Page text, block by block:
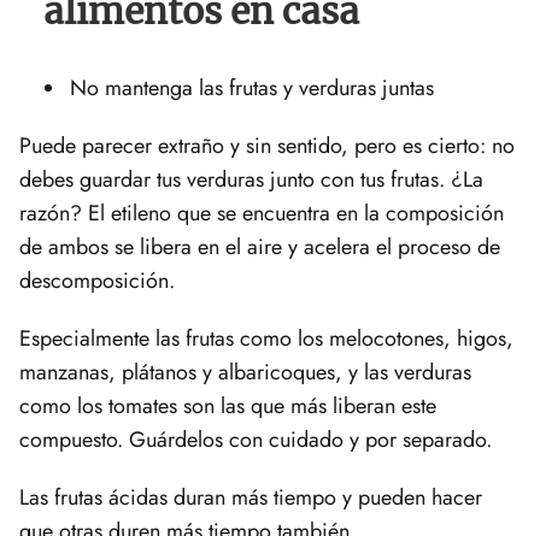
alimentos en casa
No mantenga las frutas y verduras juntas
Puede parecer extraño y sin sentido, pero es cierto: no
debes guardar tus verduras junto con tus frutas. ¿La
razón? El etileno que se encuentra en la composición
de ambos se libera en el aire y acelera el proceso de
descomposición.
Especialmente las frutas como los melocotones, higos,
manzanas, plátanos y albaricoques, y las verduras
como los tomates son las que más liberan este
compuesto. Guárdelos con cuidado y por separado.
Las frutas ácidas duran más tiempo y pueden hacer